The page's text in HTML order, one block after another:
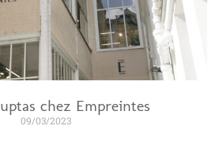
chez Empreintes
09/03/2023